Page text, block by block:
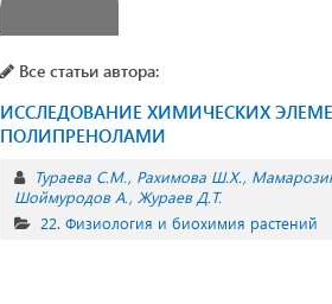
Все статьи автора:
ИССЛЕДОВАНИЕ ХИМИЧЕСКИХ
ПОЛИПРЕНОЛАМИ
Тураева С.М. Рахимова Ш.Х.
Шоймуродов А. Жураев Д.Т.
22. Физиология и биохимия растений